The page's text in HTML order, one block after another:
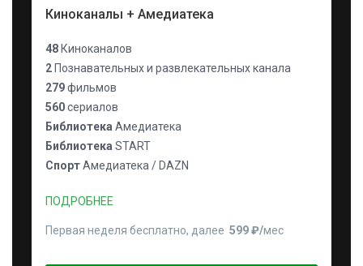
Киноканалы + Амедиатека
48 Киноканалов
2 Познавательных и развлекательных канала
279фильмов
560сериалов
Библиотека Амедиатека
Библиотека START
СпортАмедиатека / DAZN
ПОДРОБНЕЕ
Первая неделя бесплатно, далее 599 ₽⁠/⁠мес